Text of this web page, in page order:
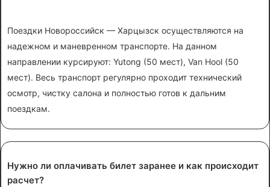
Поездки Новороссийск — Харцызск осуществляются на
надежном и маневренном транспорте. На данном
направлении курсируют: Yutong (50 мест), Van Hool (50
мест). Весь транспорт регулярно проходит технический
осмотр, чистку салона и полностью готов к дальним
поездкам.
Нужно ли оплачивать билет заранее и как происходит
расчет?